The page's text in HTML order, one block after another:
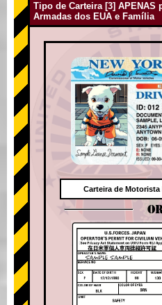
Tipo de Carteira [3] APENAS
Armadas dos EUA e Família
Carteira de
OR